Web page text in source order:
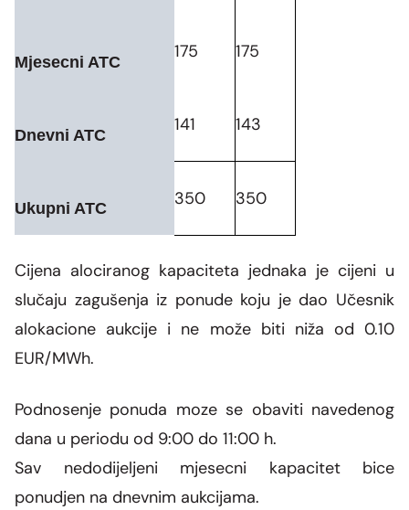
Mjesecni ATC 175 175
Dnevni ATC 141 143
Ukupni ATC 350 350
Cijena alociranog kapaciteta jednaka je cijeni u
slučaju zagušenja iz ponude koju je dao Učesnik
alokacione aukcije i ne može biti niža od 0.10
EUR/MWh.
Podnosenje ponuda moze se obaviti navedenog
dana u periodu od 9:00 do 11:00 h.
Sav nedodijeljeni mjesecni kapacitet bice
ponudjen na dnevnim aukcijama.